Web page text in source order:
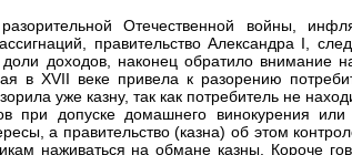
Отечественной войны,
правительство Александра I,
доходов, наконец обратило внимание
в XVII веке привела к разорению
уже казну, так как потребитель не
при допуске домашнего винокурения
а правительство (казна) об этом
наживаться на обмане казны. Короче